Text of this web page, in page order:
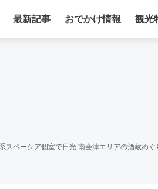
最新記事 おでかけ情報 観光
スペーシア個室で日光 南会津エリアの酒蔵め